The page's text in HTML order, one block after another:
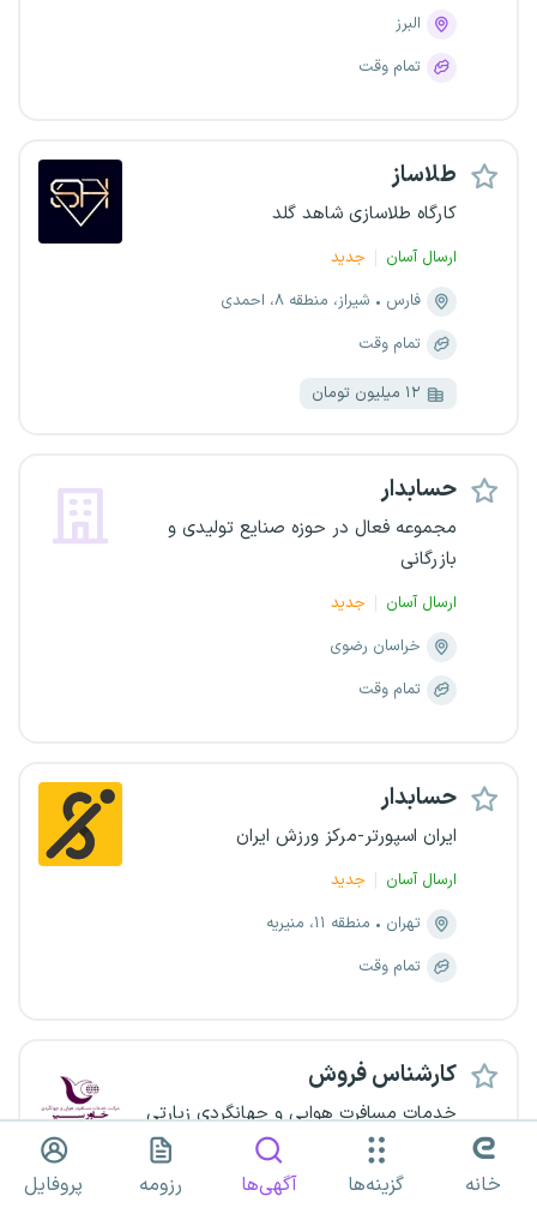
البرز
تمام وقت
طلاساز
کارگاه طلاسازی شاهد گلد
ارسال آسان
جدید
فارس
شیراز، منطقه ۸، احمدی
تمام وقت
۱۲ میلیون تومان
حسابدار
مجموعه فعال در حوزه صنایع تولیدی و
بازرگانی
ارسال آسان
جدید
خراسان رضوی
تمام وقت
حسابدار
ایران اسپورتر-مرکز ورزش ایران
ارسال آسان
جدید
تهران
منطقه ۱۱، منیریه
تمام وقت
کارشناس فروش
خدمات مسافرت هوایی و جهانگردی زیارتی
خاور سیر مشهد
جدید خانه گزینه‌ها آگهی‌ها رزومه پروفایل